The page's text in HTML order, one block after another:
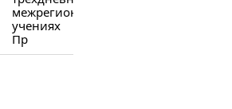
межрегиональных
учениях
Пр